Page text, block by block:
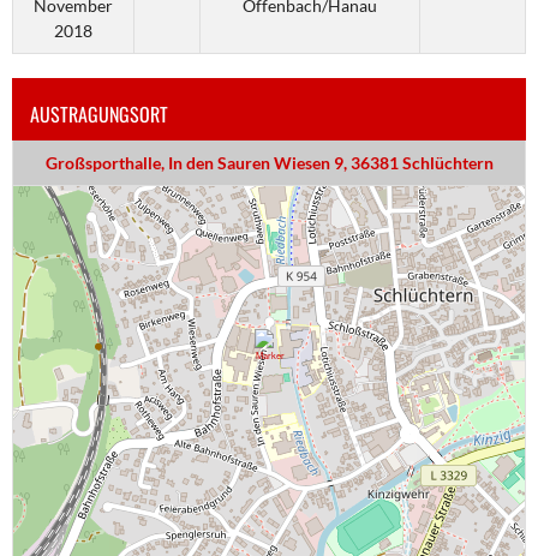
November
2018
Offenbach/Hanau
AUSTRAGUNGSORT
Großsporthalle, In den Sauren Wiesen 9, 36381 Schlüchtern